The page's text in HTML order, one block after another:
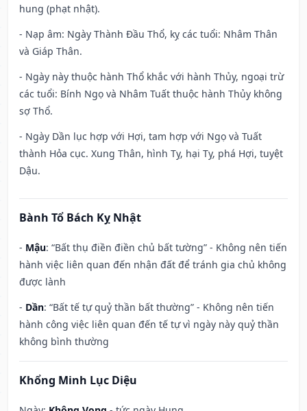
hung (phạt nhật).
- Nạp âm: Ngày Thành Đầu Thổ, kỵ các tuổi: Nhâm Thân
và Giáp Thân.
- Ngày này thuộc hành Thổ khắc với hành Thủy, ngoại trừ
các tuổi: Bính Ngọ và Nhâm Tuất thuộc hành Thủy không
sợ Thổ.
- Ngày Dần lục hợp với Hợi, tam hợp với Ngọ và Tuất
thành Hỏa cục. Xung Thân, hình Tỵ, hại Tỵ, phá Hợi, tuyệt
Dậu.
Bành Tổ Bách Kỵ Nhật
- Mậu: “Bất thụ điền điền chủ bất tường” - Không nên tiến
hành việc liên quan đến nhận đất để tránh gia chủ không
được lành
- Dần: “Bất tế tự quỷ thần bất thường” - Không nên tiến
hành công việc liên quan đến tế tự vì ngày này quỷ thần
không bình thường
Khổng Minh Lục Diệu